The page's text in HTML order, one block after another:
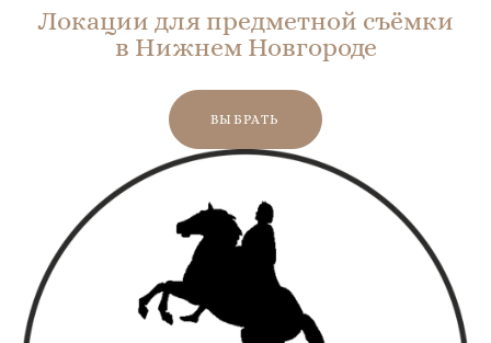
Локации для предметной съёмки
в Нижнем Новгороде
ВЫБРАТЬ